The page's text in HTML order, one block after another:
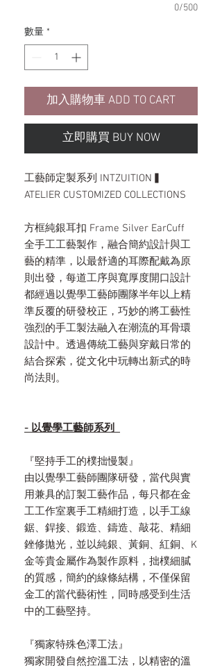
0/500
數量 *
加入購物車 ADD TO CART
立即購買 BUY NOW
▍工藝師定製系列 INTZUITION
ATELIER CUSTOMIZED COLLECTIONS
方框純銀耳扣 Frame Silver EarCuff
全手工工藝製作，融合簡約設計與工
藝的精準，以最舒適的耳際配戴為原
則出發，每道工序與寬厚度開口設計
都經過以覺學工藝師團隊半年以上精
準反覆的研發校正，巧妙的將工藝性
強烈的手工製法融入在潮流的耳骨環
設計中。透過傳統工藝與穿戴日常的
結合探索，從文化中玩轉出新式的時
尚法則。
- 以覺學工藝師系列
『堅持手工的樸拙慢製』
由以覺學工藝師團隊研發，當代與實
用兼具的訂製工藝作品，每只都在金
工工作室裏手工精細打造，以手工線
鋸、銲接、鍛造、鑄造、敲花、精細
銼修拋光，並以純銀、黃銅、紅銅、K
金等貴金屬作為製作原料，拙樸細膩
的質感，簡約的線條結構，不僅保留
金工的當代藝術性，同時感受到生活
中的工藝堅持。
『獨家特殊色澤工法』
獨家開發自然控溫工法，以精密的溫